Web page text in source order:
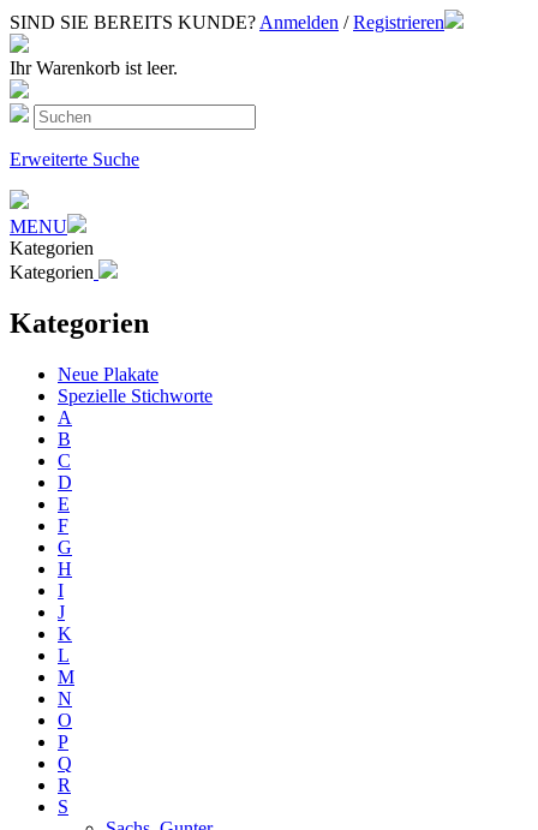
SIND SIE BEREITS KUNDE? Anmelden / Registrieren
Ihr Warenkorb ist leer.
Erweiterte Suche
MENU
Kategorien
Kategorien
Kategorien
Neue Plakate
Spezielle Stichworte
A
B
C
D
E
F
G
H
I
J
K
L
M
N
O
P
Q
R
S